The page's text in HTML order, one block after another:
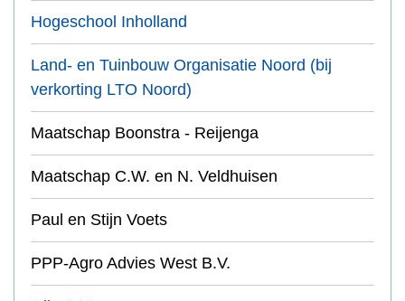
Hogeschool Inholland
Land- en Tuinbouw Organisatie Noord (bij
verkorting LTO Noord)
Maatschap Boonstra - Reijenga
Maatschap C.W. en N. Veldhuisen
Paul en Stijn Voets
PPP-Agro Advies West B.V.